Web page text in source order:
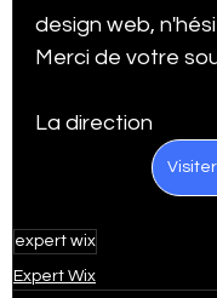
Statistiques Vidéos
Statistiques
design web,
Merci de votre
La direction
expert wix
Expert Wix